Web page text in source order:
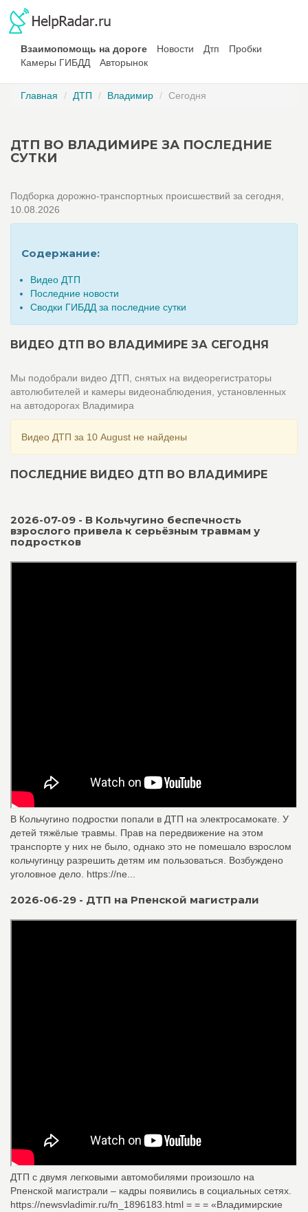
Взаимопомощь на дороге Новости Дтп
Пробки
Камеры ГИБДД
Авторынок
Главная ДТП Владимир Сегодня
ДТП ВО ВЛАДИМИРЕ ЗА ПОСЛЕДНИЕ
СУТКИ
Подборка дорожно-транспортных происшествий за сегодня,
10.08.2026
Содержание:
Видео ДТП
Последние новости
Сводки ГИБДД за последние сутки
ВИДЕО ДТП ВО ВЛАДИМИРЕ ЗА СЕГОДНЯ
Мы подобрали видео ДТП, снятых на видеорегистраторы
автолюбителей и камеры видеонаблюдения, установленных
на автодорогах Владимира
Видео ДТП за 10 August не найдены
ПОСЛЕДНИЕ ВИДЕО ДТП ВО ВЛАДИМИРЕ
2026-07-09 - В Кольчугино беспечность
взрослого привела к серьёзным травмам у
подростков
В Кольчугино подростки попали в ДТП на электросамокате. У
детей тяжёлые травмы. Прав на передвижение на этом
транспорте у них не было, однако это не помешало взрослом
кольчугинцу разрешить детям им пользоваться. Возбуждено
уголовное дело. https://ne...
2026-06-29 - ДТП на Рпенской магистрали
ДТП с двумя легковыми автомобилями произошло на
Рпенской магистрали – кадры появились в социальных сетях.
https://newsvladimir.ru/fn_1896183.html = = = «Владимирские